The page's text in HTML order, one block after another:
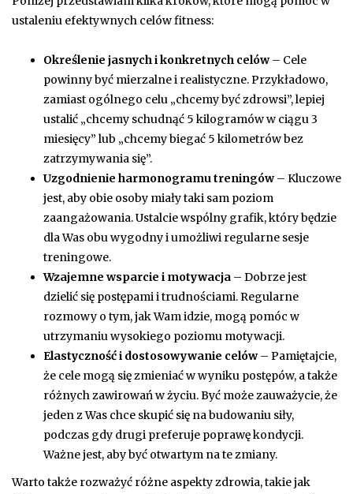
ustaleniu efektywnych celów fitness:
Określenie jasnych i konkretnych celów– Cele
powinny być mierzalne i realistyczne. Przykładowo,
zamiast ogólnego celu „chcemy być zdrowsi”, lepiej
ustalić „chcemy schudnąć 5 kilogramów w ciągu 3
miesięcy” lub „chcemy biegać 5 kilometrów bez
zatrzymywania się”.
Uzgodnienie harmonogramu treningów– Kluczowe
jest, aby obie osoby miały taki sam poziom
zaangażowania. Ustalcie wspólny grafik, który będzie
dla Was obu wygodny i umożliwi regularne sesje
treningowe.
Wzajemne wsparcie i motywacja – Dobrze jest
dzielić się postępami i trudnościami. Regularne
rozmowy o tym, jak Wam idzie, mogą pomóc w
utrzymaniu wysokiego poziomu motywacji.
Elastyczność i dostosowywanie celów– Pamiętajcie,
że cele mogą się zmieniać w wyniku postępów, a także
różnych zawirowań w życiu. Być może zauważycie, że
jeden z Was chce skupić się na budowaniu siły,
podczas gdy drugi preferuje poprawę kondycji.
Ważne jest, aby być otwartym na te zmiany.
Warto także rozważyć różne aspekty zdrowia, takie jak